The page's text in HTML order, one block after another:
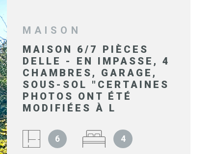
NOS
VENDUS
MAISON
MAISON 6/7 PIÈCES
DELLE - EN IMPASSE, 4
CHAMBRES, GARAGE,
SOUS-SOL "CERTAINES
PHOTOS ONT ÉTÉ
MODIFIÉES À L
6 4